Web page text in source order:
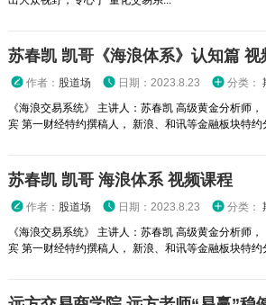
苏春凯 凯哥《海浪体系》认知篇 视
作者： 股道场 日期：2023.8.23 分类：
《海浪交易系统》 主讲人：苏春凯 高级黄金分析师
宾 第一财经特约撰稿人， 新浪、和讯等金融板块特
苏春凯 凯哥 海浪体系 视频课程
作者： 股道场 日期：2023.8.23 分类：
《海浪交易系统》 主讲人：苏春凯 高级黄金分析师
宾 第一财经特约撰稿人， 新浪、和讯等金融板块特